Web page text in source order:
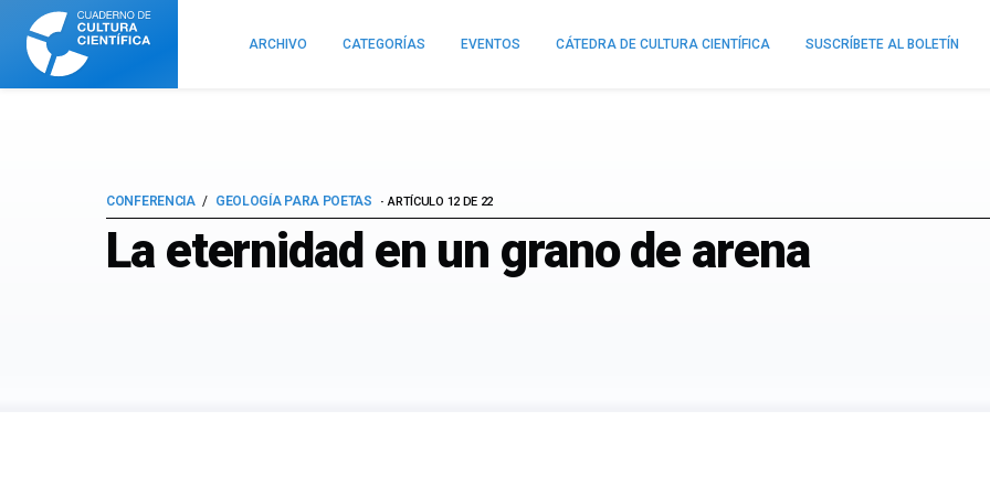
Cuaderno
Cultura
Científica
ARCHIVO CATEGORÍAS EVENTOS CÁTEDRA DE CULTURA CIENTÍFICA SUSCRÍBETE AL BOLETÍN
La eternidad en un grano de arena
CONFERENCIA GEOLOGÍA PARA POETAS ARTÍCULO 12 DE 22